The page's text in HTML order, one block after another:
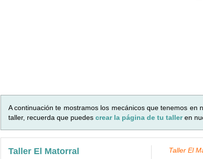
A continuación te mostramos los mecánicos que tenemos en
taller, recuerda que puedes crear la página de tu talleren
Taller El Matorral Taller El